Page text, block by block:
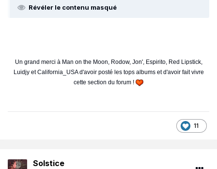
Révéler le contenu masqué
Un grand merci à Man on the Moon, Rodow, Jon', Espirito, Red Lipstick,
Luidjy et California_USA d'avoir posté les tops albums et d'avoir fait vivre
cette section du forum !
11
Solstice